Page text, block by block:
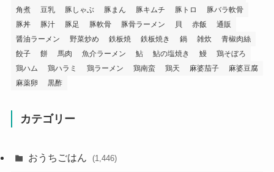
角煮
豆乳 豚しゃぶ 豚まん 豚キムチ 豚トロ
豚バラ軟骨
豚丼
豚汁 豚足 豚軟骨 豚骨ラーメン 貝 赤飯
通販
醤油ラーメン
野菜炒め 鉄板焼 鉄板焼き 鍋 雑炊
青椒肉絲
餃子
餅 馬肉 魚介ラーメン 鮎 鮎の塩焼き 鰻
鶏そぼろ
鶏ハム
鶏ハラミ 鶏ラーメン 鶏南蛮 鶏天 麻婆茄子
麻婆豆腐
麻薬卵
黒酢
カテゴリー
おうちごはん (1,446)